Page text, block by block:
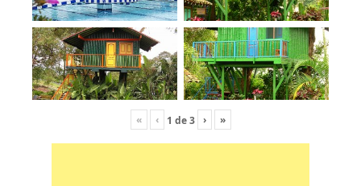
« ‹ 1 de3 › »